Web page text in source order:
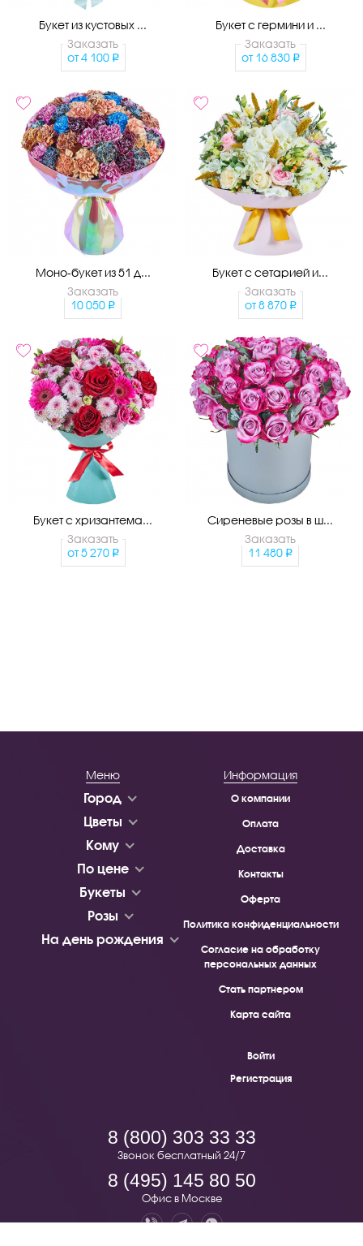
Букет из кустовых ...
Заказать
от 4 100
Букет с гермини и ...
Заказать
от 16 830
Моно-букет из 51 д...
Заказать
10 050
Букет с сетарией и...
Заказать
от 8 870
Букет с хризантема...
Заказать
от 5 270
Сиреневые розы в ш...
Заказать
11 480
Меню
Город
Цветы
Кому
По цене
Букеты
Розы
На день рождения
Информация
О компании
Оплата
Доставка
Контакты
Оферта
Политика конфиденциальности
Согласие на обработку
персональных данных
Стать партнером
Карта сайта
Войти
Регистрация
8 (800) 303 33 33
Звонок бесплатный 24/7
8 (495) 145 80 50
Офис в Москве